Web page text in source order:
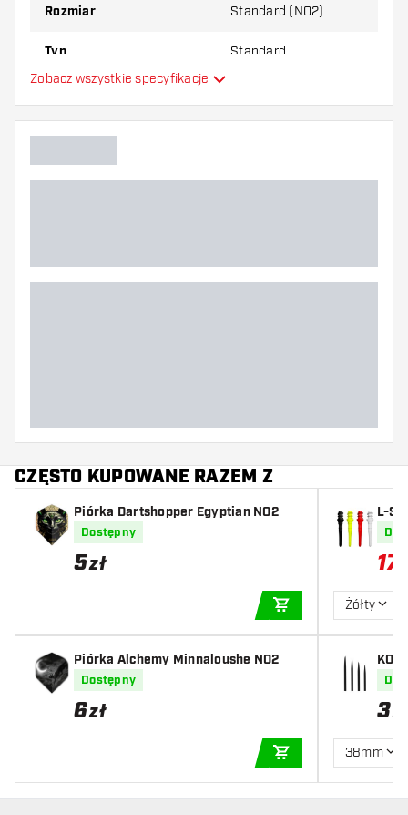
Rozmiar Standard (NO2)
Typ Standard
Główny kolor
Zobacz wszystkie specyfikacje
CZĘSTO KUPOWANE RAZEM Z
Piórka Dartshopper Egyptian NO2
Dostępny
5zł
DODAJ DO
Piórka Alchemy Minnaloushe NO2
Dostępny
6zł
DODAJ DO
L-
ips
17
Żółty
3zł
38mm